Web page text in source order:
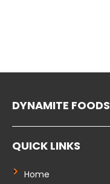
DYNAMITE FOODS
QUICK LINKS
Home